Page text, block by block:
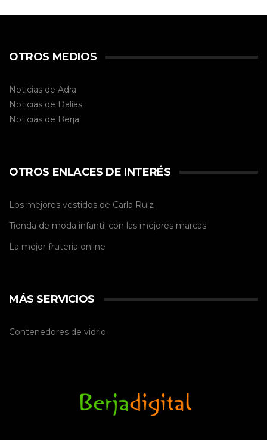
OTROS MEDIOS
Noticias de Adra
Noticias de Dalías
Noticias de Berja
OTROS ENLACES DE INTERÉS
Los mejores vestidos de Carla Ruiz
Tienda de moda infantil con las mejores marcas
La mejor fruteria online
MÁS SERVICIOS
Contenedores de vidrio